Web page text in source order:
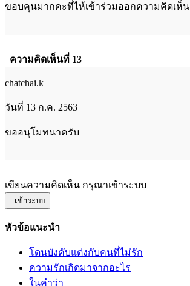
ขอบคุนมากคะที่ไห้เข้าร่วมออกความคิดเห็น
ความคิดเห็นที่ 13
chatchai.k
วันที่ 13 ก.ค. 2563
ขออนุโมทนาครับ
เขียนความคิดเห็น กรุณาเข้าระบบ
เข้าระบบ
หัวข้อแนะนำ
โดนบังคับแต่งกับคนที่ไม่รัก
ความรักเกิดมาจากอะไร
ในคำว่า